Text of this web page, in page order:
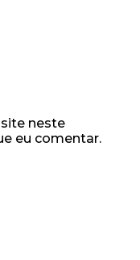
neste
eu comentar.